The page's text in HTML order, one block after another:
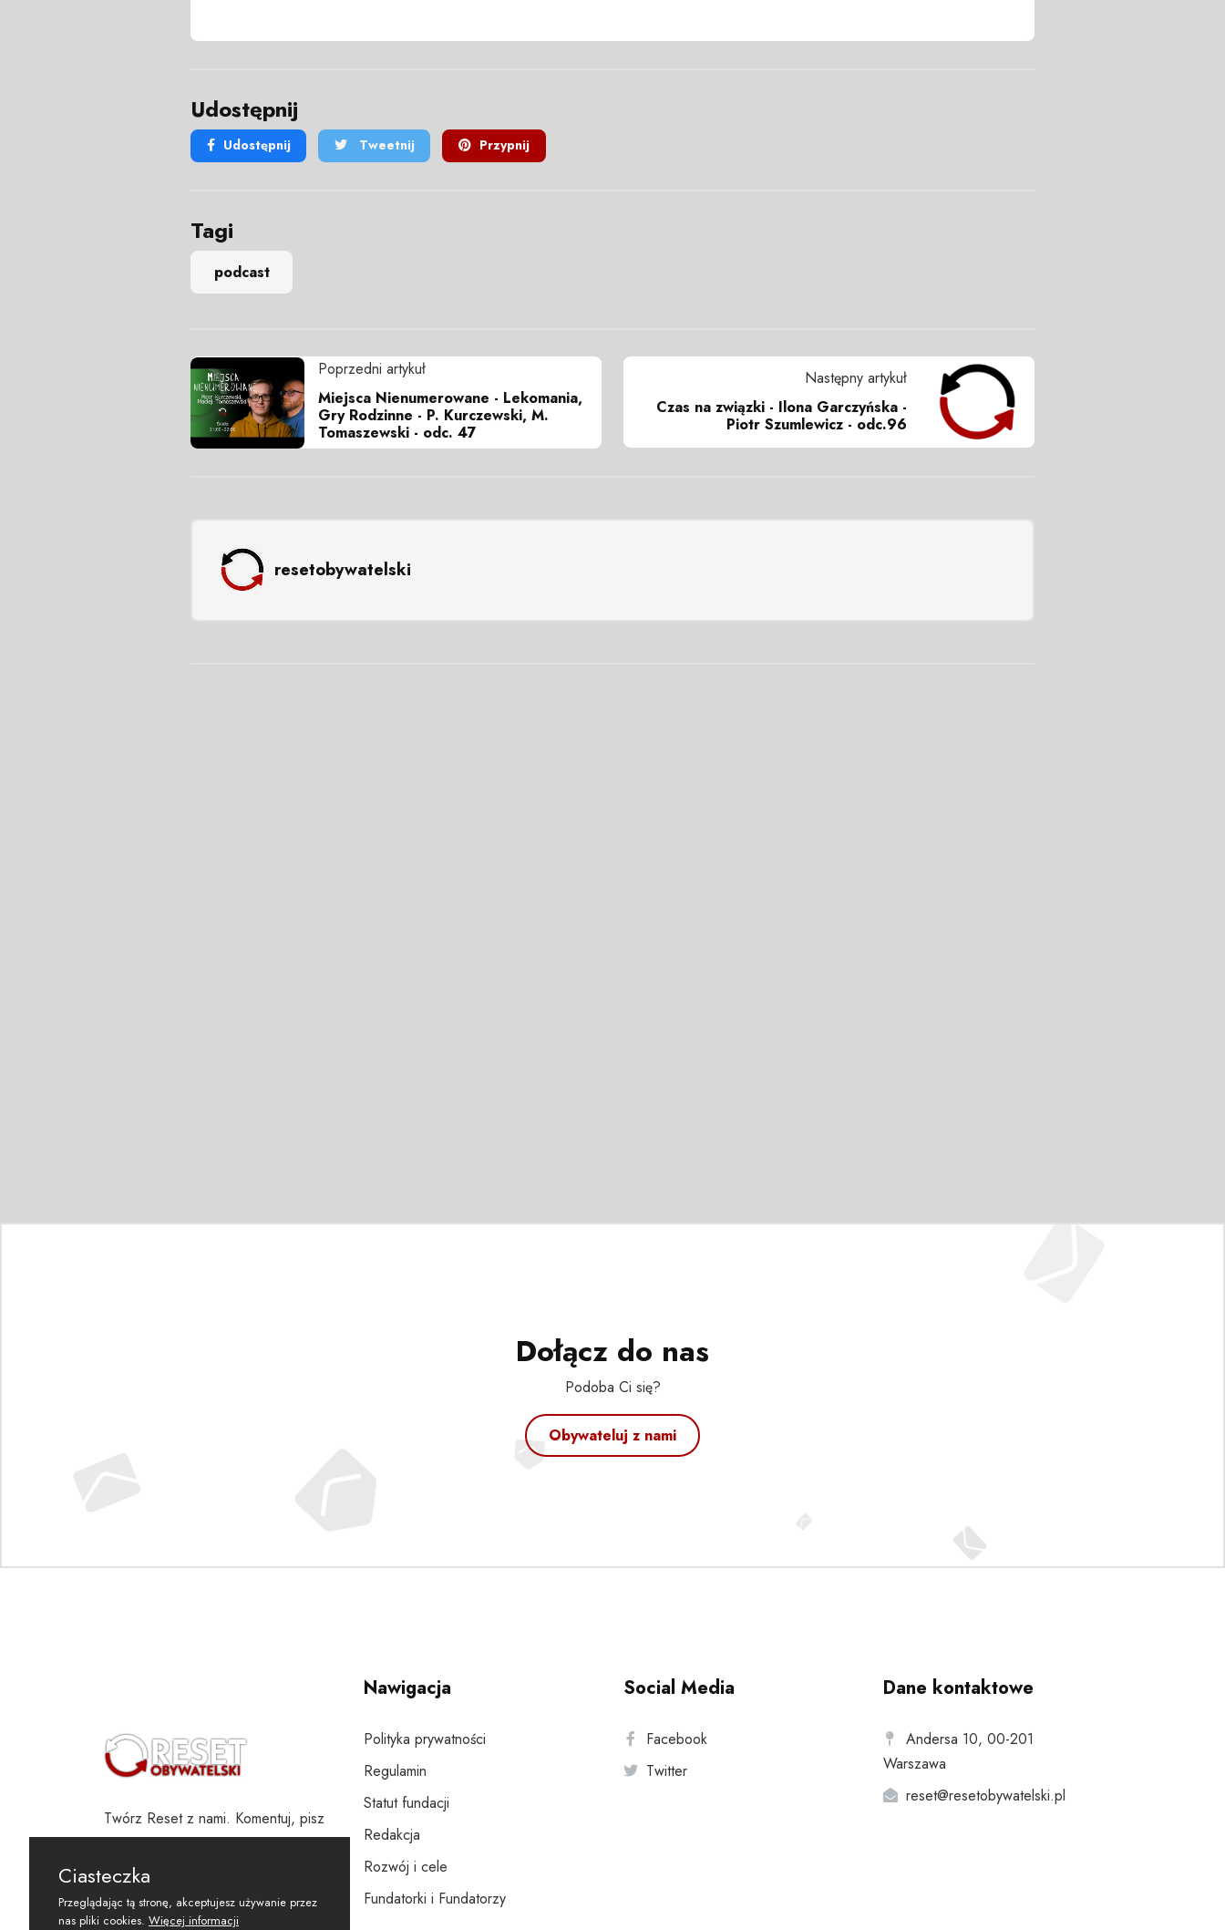
Udostępnij
Udostępnij Tweetnij Przypnij
Tagi
podcast
Poprzedni artykuł
Miejsca Nienumerowane - Lekomania,
Gry Rodzinne - P. Kurczewski, M.
Tomaszewski - odc. 47
Następny artykuł
Czas na związki - Ilona Garczyńska -
Piotr Szumlewicz - odc.96
resetobywatelski
Dołącz do nas
Podoba Ci się?
Obywateluj z nami
Twórz Reset z nami. Komentuj, pisz
i wspieraj
Nawigacja
Polityka prywatności
Regulamin
Statut fundacji
Redakcja
Rozwój i cele
Fundatorki i Fundatorzy
Social Media
Facebook
Twitter
Dane kontaktowe
Andersa 10, 00-201
Warszawa
reset@resetobywatelski.pl
Ciasteczka
Przeglądając tą stronę, akceptujesz używanie przez
nas pliki cookies. Więcej informacji